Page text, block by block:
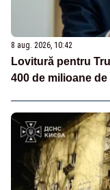
8 aug. 2026, 10:42
Lovitură pentru
400 de milioane